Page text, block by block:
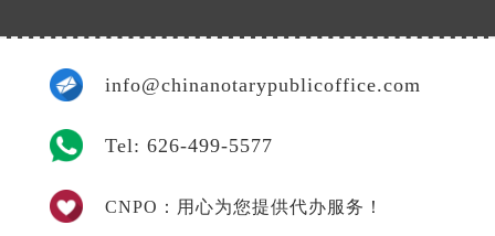
info@chinanotarypublicoffice.com
Tel: 626-499-5577
CNPO：用心为您提供代办服务！